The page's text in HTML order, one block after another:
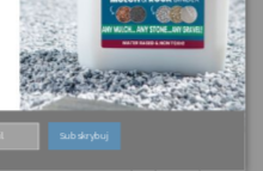
a także odporną na
ze stali pokrytej
możesz wypełnić kamieniami,
innym materiałem, który
donica prosta obrzeże
aplikacja, możliwość
Subskrybuj